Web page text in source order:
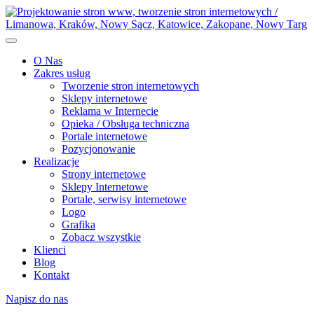
O Nas
Zakres usług
Tworzenie stron internetowych
Sklepy internetowe
Reklama w Internecie
Opieka / Obsługa techniczna
Portale internetowe
Pozycjonowanie
Realizacje
Strony internetowe
Sklepy Internetowe
Portale, serwisy internetowe
Logo
Grafika
Zobacz wszystkie
Klienci
Blog
Kontakt
Napisz do nas